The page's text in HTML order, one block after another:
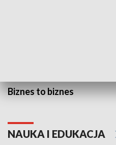
Biznes to biznes
NAUKA I EDUKACJA